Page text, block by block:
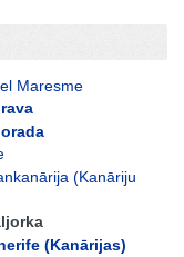
Maresme
(Kanāriju
(Kanārijas)